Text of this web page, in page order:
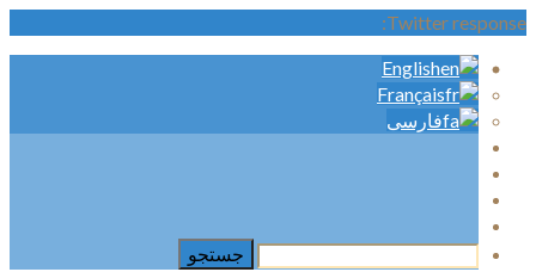
Twitter response:
English
Français
فارسی